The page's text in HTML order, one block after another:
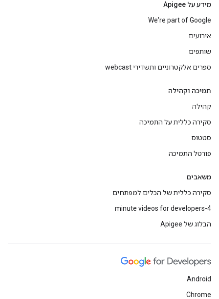
מידע על Apigee
We're part of Google
אירועים
שותפים
ספרים אלקטרוניים ותשדירי webcast
תמיכה וקהילה
קהילה
סקירה כללית על התמיכה
סטטוס
פורטל התמיכה
משאבים
סקירה כללית של הכלים למפתחים
4-minute videos for developers
הבלוג של Apigee
Android
Chrome